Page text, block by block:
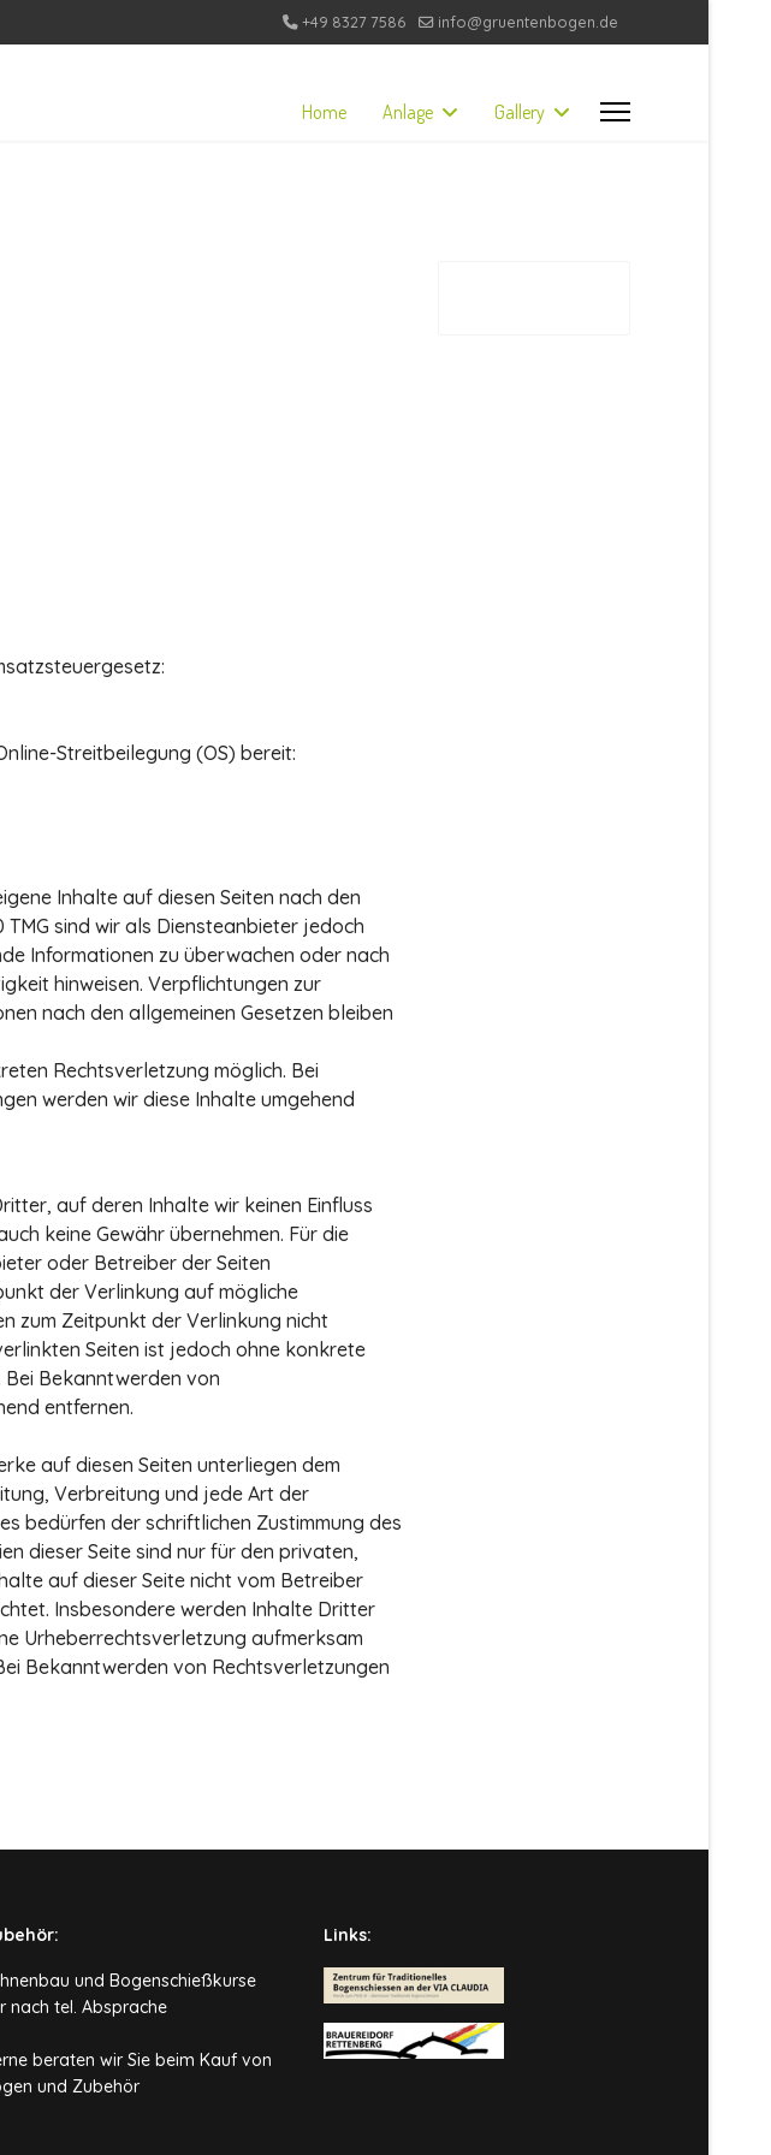
+49 8327 7586 info@gruentenbogen.de
Home Anlage Gallery
Streitbeilegung (OS) bereit:
Inhalte auf diesen Seiten nach den
sind wir als Diensteanbieter jedoch
Informationen zu überwachen oder nach
hinweisen. Verpflichtungen zur
nach den allgemeinen Gesetzen bleiben
Rechtsverletzung möglich. Bei
werden wir diese Inhalte umgehend
auf deren Inhalte wir keinen Einfluss
keine Gewähr übernehmen. Für die
oder Betreiber der Seiten
der Verlinkung auf mögliche
zum Zeitpunkt der Verlinkung nicht
Seiten ist jedoch ohne konkrete
Bekanntwerden von
entfernen.
auf diesen Seiten unterliegen dem
Verbreitung und jede Art der
bedürfen der schriftlichen Zustimmung des
dieser Seite sind nur für den privaten,
auf dieser Seite nicht vom Betreiber
Insbesondere werden Inhalte Dritter
Urheberrechtsverletzung aufmerksam
Bekanntwerden von Rechtsverletzungen
und Bogenschießkurse
nach tel. Absprache
beraten wir Sie beim Kauf von
und Zubehör
Links: